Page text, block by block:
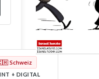
Schweiz
+ DIGITAL